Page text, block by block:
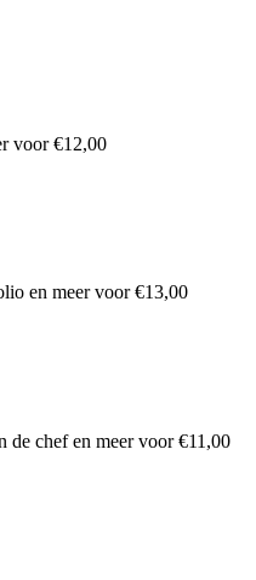
voor €12,00
en meer voor €13,00
de chef en meer voor €11,00